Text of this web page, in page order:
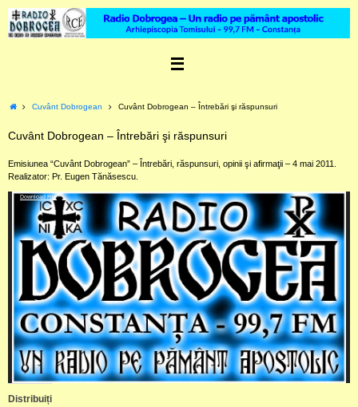
content
HomeCuvânt Dobrogean Cuvânt Dobrogean – Întrebări şi răspunsuri
Cuvânt Dobrogean – Întrebări şi răspunsuri
Emisiunea “Cuvânt Dobrogean” – Întrebări, răspunsuri, opinii şi afirmaţii – 4 mai 2011.
Realizator: Pr. Eugen Tănăsescu.
Video
Player
Download File
Distribuiți